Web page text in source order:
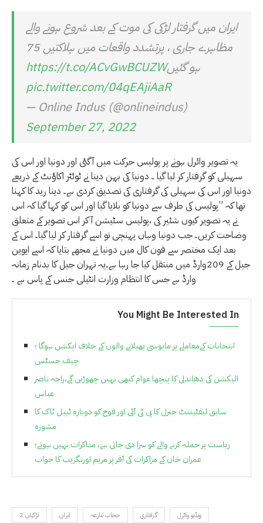
ایران میں گرفتار لڑکی کی موت کے بعد شروع ہونے والے
مظاہرے جاری ، پرتشدد واقعات میں ہلاکتیں 75
ہو گئیںhttps://t.co/ACvGwBCUZW
pic.twitter.com/04qEAjiAaR
— Online Indus (@onlineindus)
September 27, 2022
یہ تصویر وائرل ہونے پر پولیس حرکت میں آگئی اور دونیا اور اس کی
سہیلی کو گرفتار کر لیا گیا ۔ دونیا کی بہن دینا نے ٹوئٹر اکاﺅنٹ کے ذریعے
دونیا اور اس کی سہیلی کی گرفتاری کی تصدیق کردی ہے۔ دینا رید کا کہنا
تھا کہ ”پولیس کی طرف سے دونیا کو بلایا گیا اور اس کو کہا گیا کہ اس
نے یہ تصویر کیوں شئیر کی ،پولیس سٹیشن آ کر اس تصویر کے متعلق
وضاحت کریں۔ جب دونیا وہاں پہنچی تو اسے گرفتار کر لیا گیا۔ اس کے
بعد ایک مختصر سے فون کال میں دونیا نے مجھے بتایا کہ اسے ایوین
جیل کے 209وارڈ میں منتقل کیا جا رہا ہے۔یہ تہران جیل کا بدنام زمانہ
وارڈ ہے جس کا انتظام وزارت انٹیلی جنس کے پاس ہے ۔
You Might Be Interested In
انتخابات کےمعاملے پر مایوسی پھیلانے والوں کے خلاف ایکشن ہوگا ؛
چیف جسٹس
الیکشن کی دھاندلی کا پیچھا عوام کبھی نہیں چھوڑیں گے،راجہ ناصر
عباس
سابق لیفٹیننٹ جنرل کا پی ٹی آئی اور فوج کو دوبارہ ٹیبل ٹاک کا
مشورہ
ریاست پر حملہ کرنے والے کو سزا دی جاتی ہے، مذاکرات نہیں ہوتے؛
عمران خان کے مزاکرات کی آفر پر مریم اورنگزیب کا جواب
2 لڑکیاں ایران حجاب تنازعہ گرفتاری ویڈیو وائرل